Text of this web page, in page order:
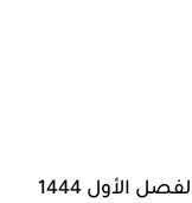
الأول 1444